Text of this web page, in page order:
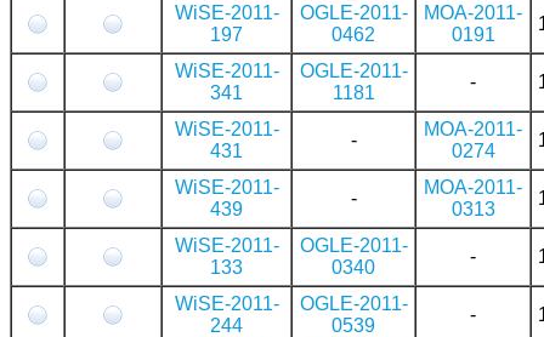
WiSE-2011-
197
OGLE-2011-
0462
MOA-2011-
0191
WiSE-2011-
341
OGLE-2011-
1181
-
WiSE-2011-
431
-
MOA-2011-
0274
WiSE-2011-
439
-
MOA-2011-
0313
WiSE-2011-
133
OGLE-2011-
0340
-
WiSE-2011-
244
OGLE-2011-
0539
-